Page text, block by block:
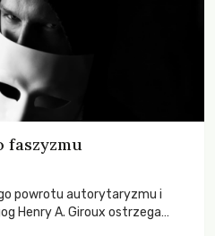
faszyzmu
powrotu autorytaryzmu i
Henry A. Giroux ostrzega